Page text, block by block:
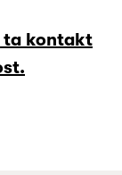
ta kontakt